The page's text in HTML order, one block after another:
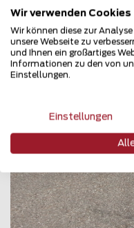
Wir verwenden Cookies
Wir können diese zur
unsere Webseite zu
und Ihnen ein großartiges
Informationen zu den von
Einstellungen.
Einstellungen